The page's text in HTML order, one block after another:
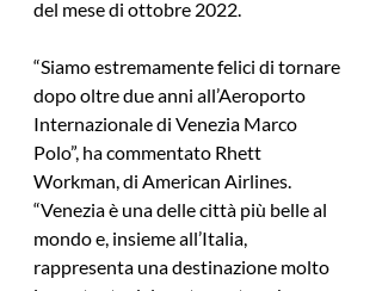
del mese di ottobre 2022.
“Siamo estremamente felici di tornare
dopo oltre due anni all’Aeroporto
Internazionale di Venezia Marco
Polo”, ha commentato Rhett
Workman, di American Airlines.
“Venezia è una delle città più belle al
mondo e, insieme all’Italia,
rappresenta una destinazione molto